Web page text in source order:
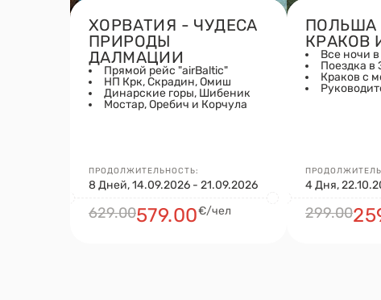
ХОРВАТИЯ - ЧУДЕСА
ПРИРОДЫ
ДАЛМАЦИИ
Прямой рейс "airBaltic"
НП Крк, Скрадин, Омиш
Динарские горы, Шибеник
Мостар, Оребич и Корчула
ПРОДОЛЖИТЕЛЬНОСТЬ:
8 Дней, 14.09.2026 - 21.09.2026
629.00579.00€/чел
ПОЛЬША
КРАКОВ
Все ночи
Поездка в
Краков с
4 Дня,
299.00